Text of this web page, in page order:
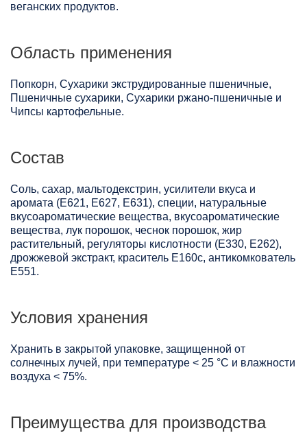
веганских продуктов.
Область применения
Попкорн, Сухарики экструдированные пшеничные,
Пшеничные сухарики, Сухарики ржано-пшеничные и
Чипсы картофельные.
Состав
Соль, сахар, мальтодекстрин, усилители вкуса и
аромата (Е621, Е627, Е631), специи, натуральные
вкусоароматические вещества, вкусоароматические
вещества, лук порошок, чеснок порошок, жир
растительный, регуляторы кислотности (Е330, Е262),
дрожжевой экстракт, краситель Е160с, антикомкователь
Е551.
Условия хранения
Хранить в закрытой упаковке, защищенной от
солнечных лучей, при температуре < 25 °C и влажности
воздуха < 75%.
Преимущества для производства